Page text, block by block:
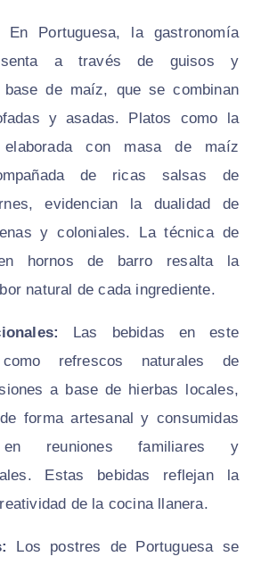
En Portuguesa, la gastronomía
a través de guisos y
base de maíz, que se combinan
y asadas. Platos como la
con masa de maíz
de ricas salsas de
evidencian la dualidad de
y coloniales. La técnica de
hornos de barro resalta la
natural de cada ingrediente.
Las bebidas en este
refrescos naturales de
a base de hierbas locales,
forma artesanal y consumidas
en reuniones familiares y
Estas bebidas reflejan la
de la cocina llanera.
Los postres de Portuguesa se